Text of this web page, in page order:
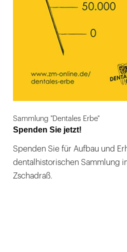
Sammlung "Dentales Erbe"
Spenden Sie jetzt!
Spenden Sie für Aufbau und
dentalhistorischen Sammlung
Zschadraß.